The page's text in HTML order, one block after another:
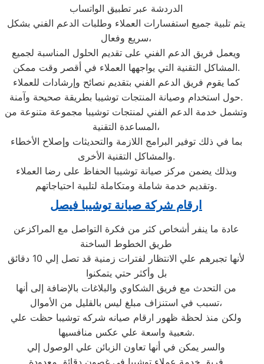
الدردشة عبر تطبيق الواتساب
يتم تلبية جميع استفسارات العملاء وطلبات الدعم الفني بشكل
سريع وفعال،
ويعمل فريق الدعم الفني على تقديم الحلول المناسبة لجميع
المشاكل التقنية التي يواجهها العملاء في أقصر وقت ممكن.
كما يقوم فريق الدعم الفني بتقديم نصائح وإرشادات للعملاء
حول استخدام وصيانة المنتجات توشيبا بطريقة صحيحة وآمنة.
وتشمل خدمة الدعم الفني لمنتجات توشيبا مجموعة متنوعة من
المساعدة التقنية،
بما في ذلك توفير البرامج اللازمة والتحديثات وإصلاح الأخطاء
والمشاكل التقنية الأخرى.
وبذلك يضمن مركز صيانة توشيبا الحفاظ على رضا العملاء
وتقديم خدمة شاملة ومتكاملة لتلبية احتياجاتهم.
ارقام شركة صيانة توشيبا فيصل
عادة ما ينفر أشخاص كثر من فكرة التواصل مع المراكزعن
طريق الخطوط الساخنة
لأنها تجبرهم علي الانتظار لفترات زمنية قد تصل إلي 10 دقائق
بل وأكثر حتي يتمكنوا
من التحدث مع فريق الشكاوي والبلاغات بالإضافة إلى أنها
تسبب في استنزاف مبلغ ليس بالقليل من الأموال،
ولكن منذ لحظة ظهور ارقام صيانه شركه توشيبا حظت علي
شعبية واسعة علي عكس منافسيها.
والسر يمكن في أنها تعاون الزبائن علي الوصول إلي
فريق خدمة عملاء توشيبا في غصون دقائق معدودة